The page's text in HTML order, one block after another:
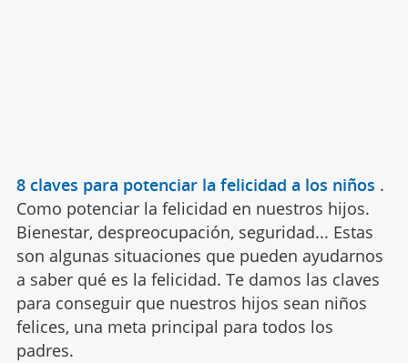
8 claves para potenciar la felicidad a los niños .
Como potenciar la felicidad en nuestros hijos.
Bienestar, despreocupación, seguridad... Estas
son algunas situaciones que pueden ayudarnos
a saber qué es la felicidad. Te damos las claves
para conseguir que nuestros hijos sean niños
felices, una meta principal para todos los
padres.